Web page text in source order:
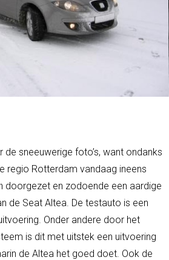
sneeuwerige foto’s, want ondanks
regio Rotterdam vandaag ineens
doorgezet en zodoende een aardige
de Seat Altea. De testauto is een
Onder andere door het
is dit met uitstek een uitvoering
de Altea het goed doet. Ook de